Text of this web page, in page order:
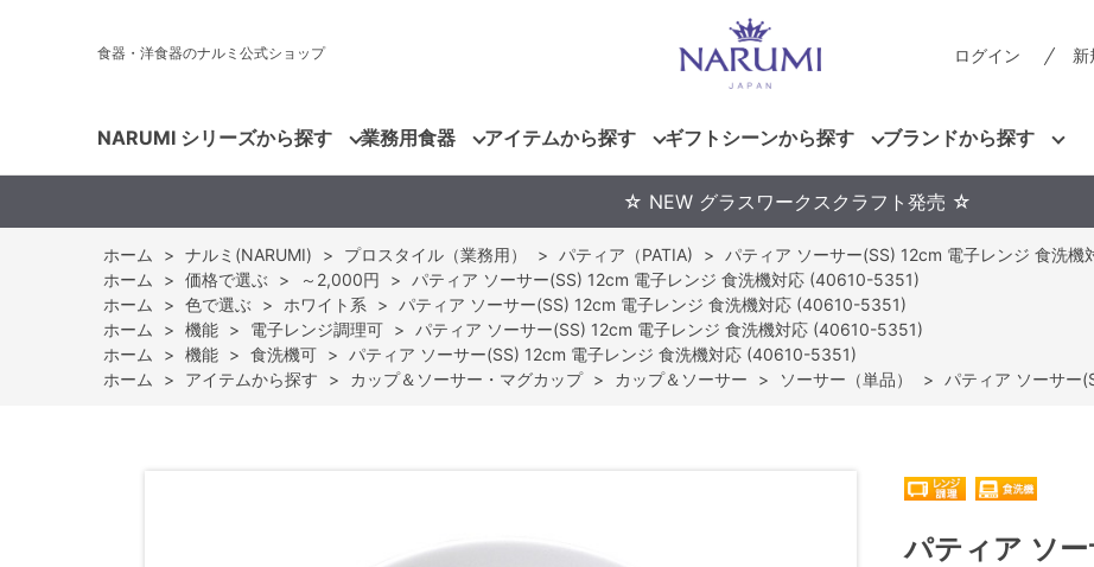
食器・洋食器のナルミ公式ショップ ログイン 新
NARUMI シリーズから探す 業務用食器 アイテムから探す ギフトシーンから探す ブランドから探す
☆ NEW グラスワークスクラフト発売 ☆
ホーム > ナルミ(NARUMI) > プロスタイル（業務用） > パティア（PATIA) > パティア ソーサー(SS) 12cm 電子レンジ 食洗
ホーム
> 価格で選ぶ > ～2,000円 > パティア ソーサー(SS) 12cm 電子レンジ 食洗機対応 (40610-5351)
ホーム
> 色で選ぶ > ホワイト系 > パティア ソーサー(SS) 12cm 電子レンジ 食洗機対応 (40610-5351)
ホーム
> 機能 > 電子レンジ調理可 > パティア ソーサー(SS) 12cm 電子レンジ 食洗機対応 (40610-5351)
ホーム
> 機能 > 食洗機可 > パティア ソーサー(SS) 12cm 電子レンジ 食洗機対応 (40610-5351)
ホーム
> アイテムから探す > カップ＆ソーサー・マグカップ > カップ＆ソーサー > ソーサー（単品） > パティア ソーサー
パティア ソ